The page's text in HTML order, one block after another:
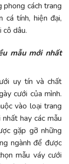
phong cách trang
tính, hiện đại,
dâu.
mẫu mới nhất
uy tín và chất
cưới của mình.
vào loại trang
hay các mẫu
gặp gỡ những
ngành để được
mẫu váy cưới